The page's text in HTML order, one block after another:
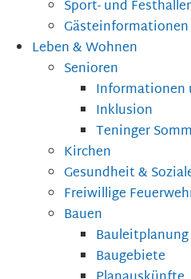
Sport- und
Gästeinformationen
Leben & Wohnen
Senioren
Informationen
Inklusion
Teninger
Kirchen
Gesundheit &
Freiwillige
Bauen
Bauleitplanung
Baugebiete